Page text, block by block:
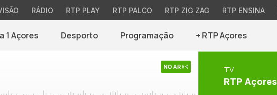
RÁDIO RTP PLAY RTP PALCO RTP ZIG ZAG RTP ENSINA
1 Açores Desporto Programação + RTP Açores
NO AR TV
RTP Açores